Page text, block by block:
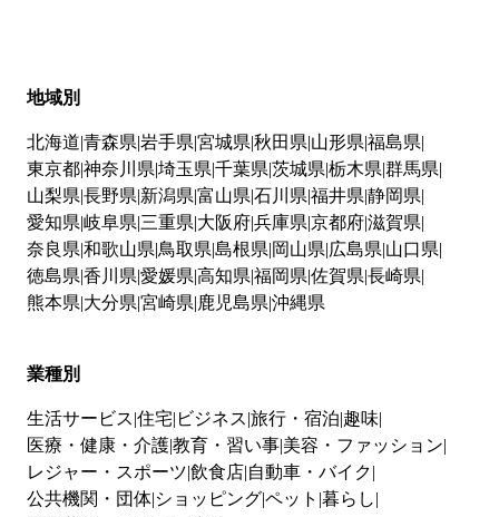
地域別
北海道 青森県 岩手県 宮城県 秋田県 山形県 福島県
東京都神奈川県 埼玉県 千葉県 茨城県 栃木県 群馬県
山梨県 長野県 新潟県 富山県 石川県 福井県 静岡県
愛知県 岐阜県 三重県 大阪府兵庫県 京都府滋賀県
奈良県 和歌山県 鳥取県 島根県 岡山県 広島県 山口県
徳島県 香川県 愛媛県 高知県 福岡県 佐賀県 長崎県
熊本県 大分県 宮崎県 鹿児島県 沖縄県
業種別
生活サービス 住宅 ビジネス 旅行・宿泊 趣味
医療・健康・介護教育・習い事 美容・ファッション
レジャー・スポーツ 飲食店 自動車・バイク
公共機関・団体 ショッピングペット 暮らし